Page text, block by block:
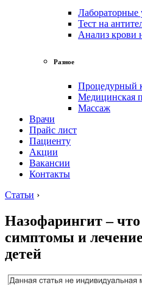
Лабораторные
Тест на
Анализ крови
Разное
Процедурный
Медицинская
Массаж
Врачи
Прайс лист
Пациенту
Акции
Вакансии
Контакты
Статьи ›
Назофарингит – что
симптомы и
детей